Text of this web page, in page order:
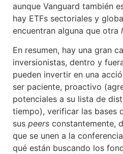
aunque Vanguard también
hay ETFs sectoriales y
encuentran alguna que otra
En resumen, hay una gran
inversionistas, dentro y
pueden invertir en una
ser paciente, proactivo
potenciales a su lista de
tiempo), verificar las bases
sus peers constantemente,
que se unen a la
qué están buscando los